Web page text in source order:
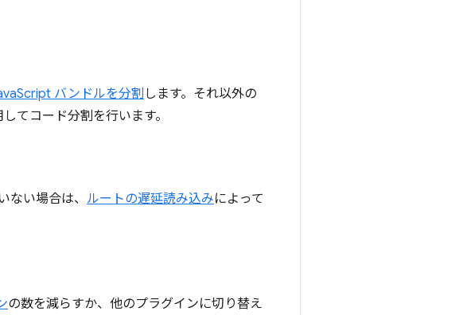
バンドルを分割 します。それ以外の
てコード分割を行います。
ない場合は、 ルートの遅延読み込みによって
の数を減らすか、他のプラグインに切り替え